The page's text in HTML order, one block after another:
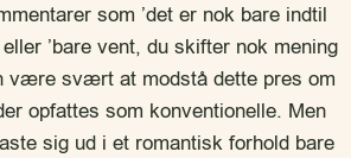
som ’det er nok bare indtil
’bare vent, du skifter nok mening
være svært at modstå dette pres om
opfattes som konventionelle. Men
sig ud i et romantisk forhold bare